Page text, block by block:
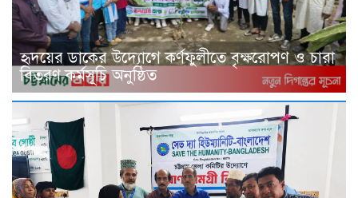
হৃদয়ের ডাকের উদ্যোগে কর্ণফুলীতে বৃক্ষরোপণ ও চারা
বিতরণ কর্মসূচি অনুষ্ঠিত